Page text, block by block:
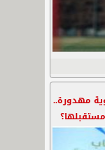
مهدورة..